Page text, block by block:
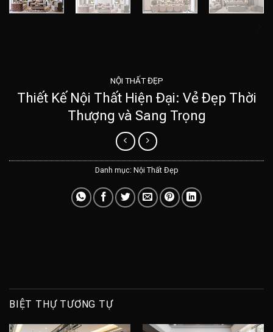
NỘI THẤT ĐẸP
Thiết Kế Nội Thất Hiện Đại: Vẻ Đẹp Thời
Thượng và Sang Trọng
Danh mục: Nội Thất Đẹp
BIỆT THỰ TƯƠNG TỰ